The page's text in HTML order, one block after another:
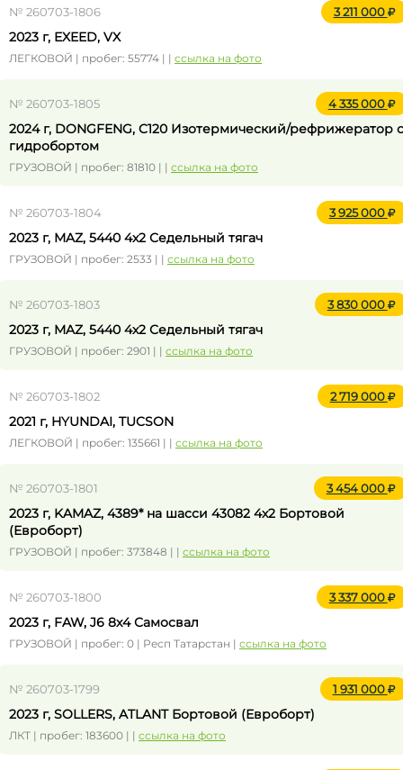
№ 260703-1806 3 211 000
2023 г, EXEED, VX
ЛЕГКОВОЙ | пробег: 55774 | | ссылка на фото
№ 260703-1805 4 335 000
2024 г, DONGFENG, C120 Изотермический/рефрижератор с
гидробортом
ГРУЗОВОЙ | пробег: 81810 | | ссылка на фото
№ 260703-1804 3 925 000
2023 г, MAZ, 5440 4x2 Седельный тягач
ГРУЗОВОЙ | пробег: 2533 | | ссылка на фото
№ 260703-1803 3 830 000
2023 г, MAZ, 5440 4x2 Седельный тягач
ГРУЗОВОЙ | пробег: 2901 | | ссылка на фото
№ 260703-1802 2 719 000
2021 г, HYUNDAI, TUCSON
ЛЕГКОВОЙ | пробег: 135661 | | ссылка на фото
№ 260703-1801 3 454 000
2023 г, KAMAZ, 4389* на шасси 43082 4x2 Бортовой
(Евроборт)
ГРУЗОВОЙ | пробег: 373848 | | ссылка на фото
№ 260703-1800 3 337 000
2023 г, FAW, J6 8x4 Самосвал
ГРУЗОВОЙ | пробег: 0 | Респ Татарстан | ссылка на фото
№ 260703-1799 1 931 000
2023 г, SOLLERS, ATLANT Бортовой (Евроборт)
ЛКТ | пробег: 183600 | | ссылка на фото